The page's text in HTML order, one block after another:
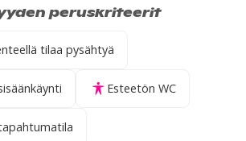
peruskriteerit
tilaa pysähtyä
Esteetön WC